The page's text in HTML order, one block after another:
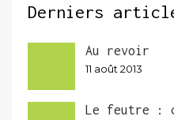
Derniers
Au revoir
11 août 2013
Le feutre :